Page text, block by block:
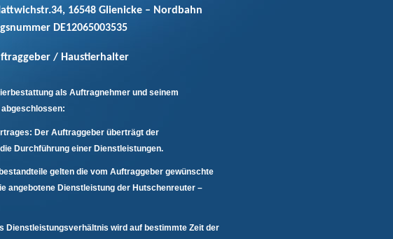
16548 Glienicke – Nordbahn
DE12065003535
/ Haustierhalter
als Auftragnehmer und seinem
Der Auftraggeber überträgt der
Durchführung einer Dienstleistungen.
gelten die vom Auftraggeber gewünschte
angebotene Dienstleistung der Hutschenreuter –
Dienstleistungsverhältnis wird auf bestimmte Zeit der